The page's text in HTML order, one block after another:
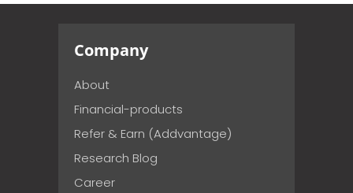
Company
About
Financial-products
Refer & Earn (Addvantage)
Research Blog
Career